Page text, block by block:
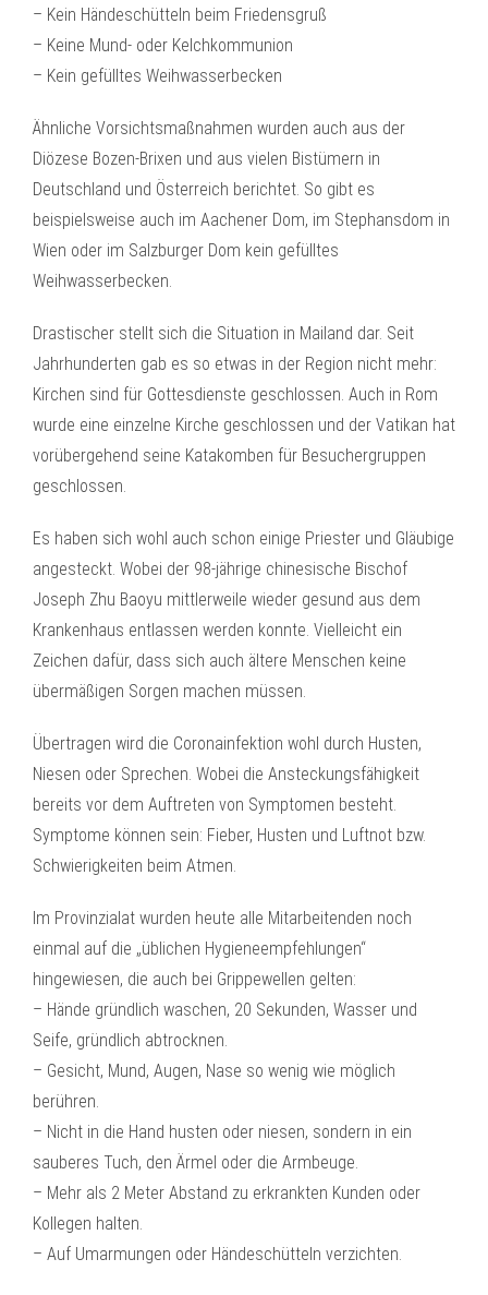
– Kein Händeschütteln beim Friedensgruß
– Keine Mund- oder Kelchkommunion
– Kein gefülltes Weihwasserbecken
Ähnliche Vorsichtsmaßnahmen wurden auch aus der
Diözese Bozen-Brixen und aus vielen Bistümern in
Deutschland und Österreich berichtet. So gibt es
beispielsweise auch im Aachener Dom, im Stephansdom in
Wien oder im Salzburger Dom kein gefülltes
Weihwasserbecken.
Drastischer stellt sich die Situation in Mailand dar. Seit
Jahrhunderten gab es so etwas in der Region nicht mehr:
Kirchen sind für Gottesdienste geschlossen. Auch in Rom
wurde eine einzelne Kirche geschlossen und der Vatikan hat
vorübergehend seine Katakomben für Besuchergruppen
geschlossen.
Es haben sich wohl auch schon einige Priester und Gläubige
angesteckt. Wobei der 98-jährige chinesische Bischof
Joseph Zhu Baoyu mittlerweile wieder gesund aus dem
Krankenhaus entlassen werden konnte. Vielleicht ein
Zeichen dafür, dass sich auch ältere Menschen keine
übermäßigen Sorgen machen müssen.
Übertragen wird die Coronainfektion wohl durch Husten,
Niesen oder Sprechen. Wobei die Ansteckungsfähigkeit
bereits vor dem Auftreten von Symptomen besteht.
Symptome können sein: Fieber, Husten und Luftnot bzw.
Schwierigkeiten beim Atmen.
Im Provinzialat wurden heute alle Mitarbeitenden noch
einmal auf die „üblichen Hygieneempfehlungen“
hingewiesen, die auch bei Grippewellen gelten:
– Hände gründlich waschen, 20 Sekunden, Wasser und
Seife, gründlich abtrocknen.
– Gesicht, Mund, Augen, Nase so wenig wie möglich
berühren.
– Nicht in die Hand husten oder niesen, sondern in ein
sauberes Tuch, den Ärmel oder die Armbeuge.
– Mehr als 2 Meter Abstand zu erkrankten Kunden oder
Kollegen halten.
– Auf Umarmungen oder Händeschütteln verzichten.